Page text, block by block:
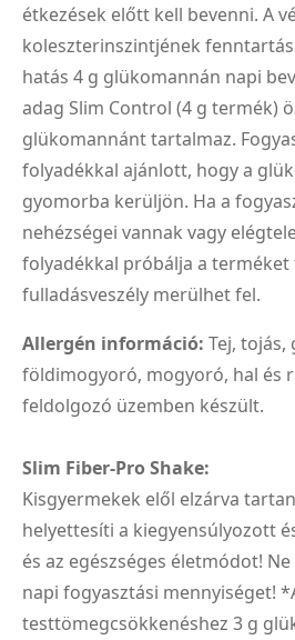
étkezések előtt kell bevenni. A
koleszterinszintjének
hatás 4 g glükomannán napi
adag Slim Control (4 g termék)
glükomannánt tartalmaz.
folyadékkal ajánlott, hogy a
gyomorba kerüljön. Ha a
nehézségei vannak vagy
folyadékkal próbálja a terméket
fulladásveszély merülhet fel.
Allergén információ: Tej, tojás,
földimogyoró, mogyoró, hal és
feldolgozó üzemben készült.
Slim Fiber-Pro Shake:
Kisgyermekek elől elzárva
helyettesíti a kiegyensúlyozott
és az egészséges életmódot!
napi fogyasztási mennyiséget!
testtömegcsökkenéshez 3 g